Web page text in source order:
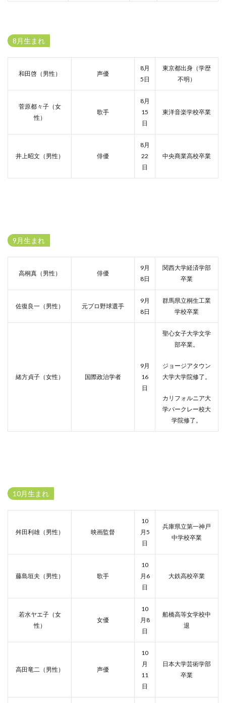
8月生まれ
和田啓（男性） 声優
8月
5日
東京都出身（学歴
不明）
菅原都々子（女
性）
歌手
8月
15
日
東洋音楽学校卒業
井上昭文（男性） 俳優
8月
22
日
中央商業高校卒業
9月生まれ
高桐真（男性） 俳優
9月
8日
関西大学経済学部
卒業
佐復良一（男性） 元プロ野球選手
9月
8日
群馬県立桐生工業
学校卒業
緒方貞子（女性） 国際政治学者
9月
16
日
聖心女子大学文学
部卒業。
ジョージアタウン
大学大学院修了。
カリフォルニア大
学バークレー校大
学院修了。
10月生まれ
舛田利雄（男性） 映画監督
10
月5
日
兵庫県立第一神戸
中学校卒業
藤島垣夫（男性） 歌手
10
月6
日
大鉄高校卒業
若水ヤエ子（女
性）
女優
10
月8
日
船橋高等女学校中
退
高田竜二（男性） 声優
10
月
11
日
日本大学芸術学部
卒業